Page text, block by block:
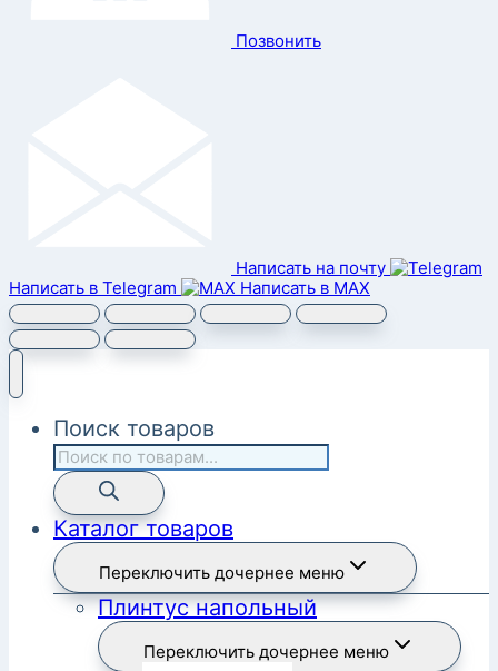
Позвонить
Написать на почту
Написать в Telegram
Написать в MAX
Поиск товаров
Каталог товаров
Переключить дочернее меню
Плинтус напольный
Переключить дочернее меню